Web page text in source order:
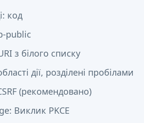
код
public
з білого списку
дії, розділені пробілами
(рекомендовано)
Виклик PKCE